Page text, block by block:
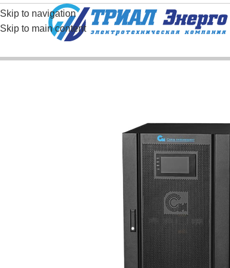
Skip to navigation
Skip to main content
тор­ные ИБП
Транс­фор­ма­тор­
ные ИБП
Промышленные
ИБП
Промышленные
инверторы
Частотные
преобразователи
Промышленные